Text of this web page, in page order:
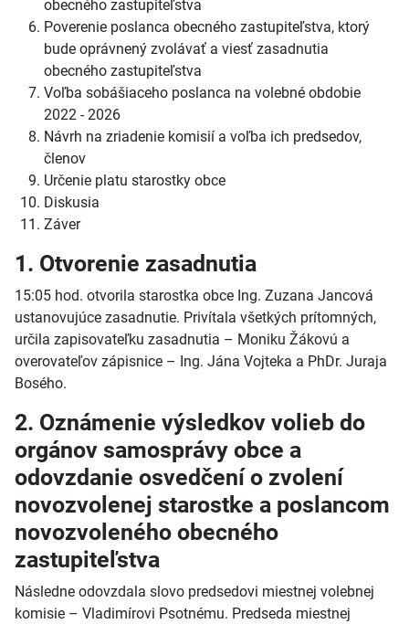
obecného zastupiteľstva
Poverenie poslanca obecného zastupiteľstva, ktorý
bude oprávnený zvolávať a viesť zasadnutia
obecného zastupiteľstva
Voľba sobášiaceho poslanca na volebné obdobie
2022 - 2026
Návrh na zriadenie komisií a voľba ich predsedov,
členov
Určenie platu starostky obce
Diskusia
Záver
1. Otvorenie zasadnutia
15:05 hod. otvorila starostka obce Ing. Zuzana Jancová
ustanovujúce zasadnutie. Privítala všetkých prítomných,
určila zapisovateľku zasadnutia – Moniku Žákovú a
overovateľov zápisnice – Ing. Jána Vojteka a PhDr. Juraja
Bosého.
2. Oznámenie výsledkov volieb do
orgánov samosprávy obce a
odovzdanie osvedčení o zvolení
novozvolenej starostke a poslancom
novozvoleného obecného
zastupiteľstva
Následne odovzdala slovo predsedovi miestnej volebnej
komisie – Vladimírovi Psotnému. Predseda miestnej